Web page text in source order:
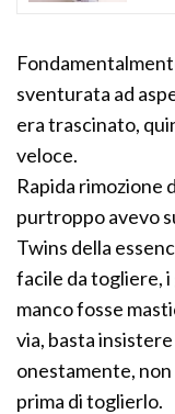
sventurata ad
era trascinato,
veloce.
Rapida rimozione
purtroppo avevo
Twins della
facile da togliere,
manco fosse
via, basta insistere
onestamente,
prima di toglierlo.